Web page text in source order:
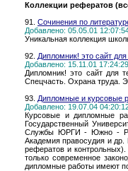
Коллекции рефератов
91. Сочинения по
Добавлено: 05.05.01
Уникальная коллекция
92. Дипломник! это сайт
Добавлено: 15.11.01
Дипломник! это сайт для
Спецчасть. Охрана труда.
93. Дипломные и курсовые
Добавлено: 19.07.04
Курсовые и дипломные
Государственный
Службы ЮРГИ - Южно -
Академия правосудия и
рефератов и
только современное
дипломные работы имеют